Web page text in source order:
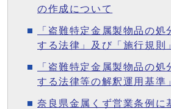
の作成について
「盗難特定金属製物品の処
する法律」及び「施行規則
「盗難特定金属製物品の処
する法律等の解釈運用基準
奈良県金属くず営業条例に